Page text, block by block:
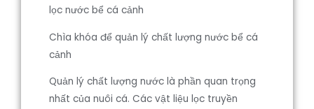
lọc nước bể cá cảnh
Chìa khóa để quản lý chất lượng nước bể cá
cảnh
Quản lý chất lượng nước là phần quan trọng
nhất của nuôi cá. Các vật liệu lọc truyền